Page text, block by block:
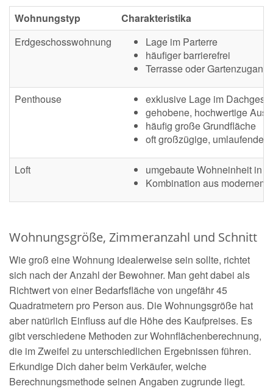
Wohnungstyp
Charakteristika
Erdgeschosswohnung
Lage im Parterre
häufiger barrierefrei
Terrasse oder Gartenzugang
Penthouse
exklusive Lage im
gehobene, hochwertige
häufig große Grundfläche
oft großzügige, umlaufende
Loft
umgebaute Wohneinheit in
Kombination aus modernem
Wohnungsgröße, Zimmeranzahl und Schnitt
Wie groß eine Wohnung idealerweise sein sollte, richtet
sich nach der Anzahl der Bewohner. Man geht dabei als
Richtwert von einer Bedarfsfläche von ungefähr 45
Quadratmetern pro Person aus. Die Wohnungsgröße hat
aber natürlich Einfluss auf die Höhe des Kaufpreises. Es
gibt verschiedene Methoden zur Wohnflächenberechnung,
die im Zweifel zu unterschiedlichen Ergebnissen führen.
Erkundige Dich daher beim Verkäufer, welche
Berechnungsmethode seinen Angaben zugrunde liegt.